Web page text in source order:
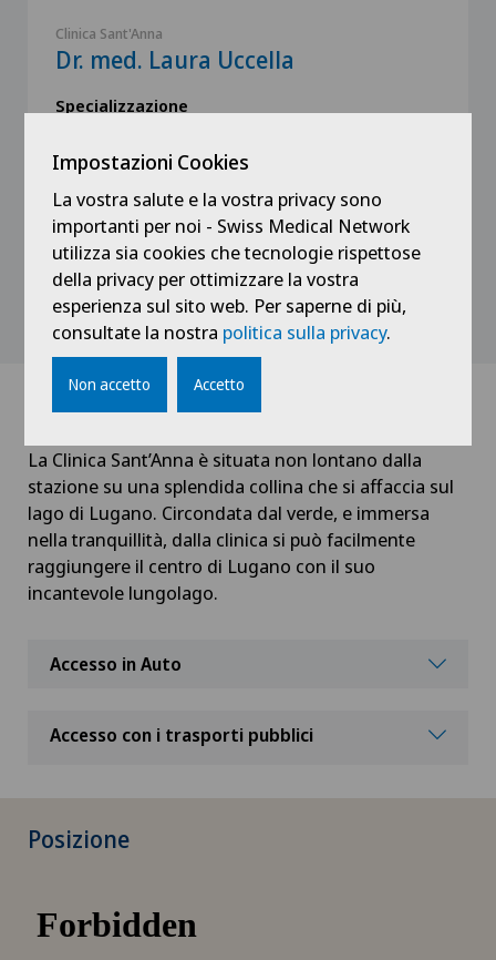
Clinica Sant'Anna
Dr. med. Laura Uccella
Specializzazione
Medicina interna generale
Vedi profilo
Come raggiungerci
La Clinica Sant’Anna è situata non lontano dalla
stazione su una splendida collina che si affaccia sul
lago di Lugano. Circondata dal verde, e immersa
nella tranquillità, dalla clinica si può facilmente
raggiungere il centro di Lugano con il suo
incantevole lungolago.
Accesso in Auto
Accesso con i trasporti pubblici
Posizione
Impostazioni Cookies
La vostra salute e la vostra privacy sono
importanti per noi - Swiss Medical Network
utilizza sia cookies che tecnologie rispettose
della privacy per ottimizzare la vostra
esperienza sul sito web. Per saperne di più,
consultate la nostra politica sulla privacy.
Non accetto Accetto